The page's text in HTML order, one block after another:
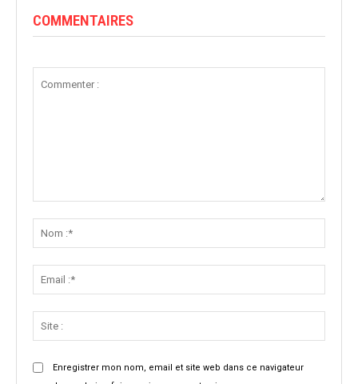
COMMENTAIRES
Enregistrer mon nom, email et site web dans ce navigateur